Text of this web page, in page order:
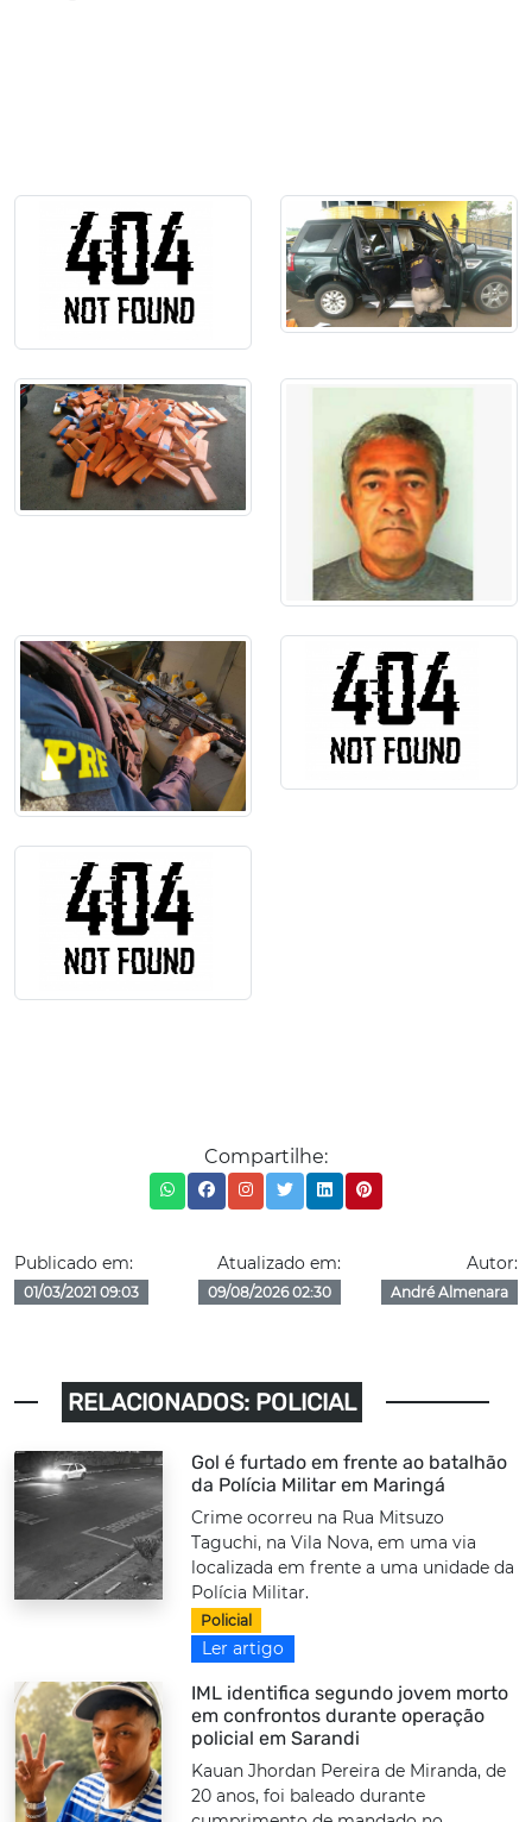
Compartilhe:
Publicado em:
01/03/2021 09:03
Atualizado em:
09/08/2026 02:30
Autor:
André Almenara
RELACIONADOS: POLICIAL
Gol é furtado em frente ao batalhão
da Polícia Militar em Maringá
Crime ocorreu na Rua Mitsuzo
Taguchi, na Vila Nova, em uma via
localizada em frente a uma unidade da
Polícia Militar.
Policial
Ler artigo
IML identifica segundo jovem morto
em confrontos durante operação
policial em Sarandi
Kauan Jhordan Pereira de Miranda, de
20 anos, foi baleado durante